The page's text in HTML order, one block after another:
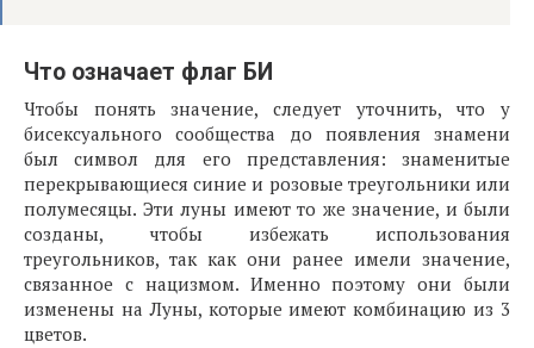
Что означает флаг БИ
Чтобы понять значение, следует уточнить, что у
бисексуального сообщества до появления знамени
был символ для его представления: знаменитые
перекрывающиеся синие и розовые треугольники или
полумесяцы. Эти луны имеют то же значение, и были
созданы, чтобы избежать использования
треугольников, так как они ранее имели значение,
связанное с нацизмом. Именно поэтому они были
изменены на Луны, которые имеют комбинацию из 3
цветов.